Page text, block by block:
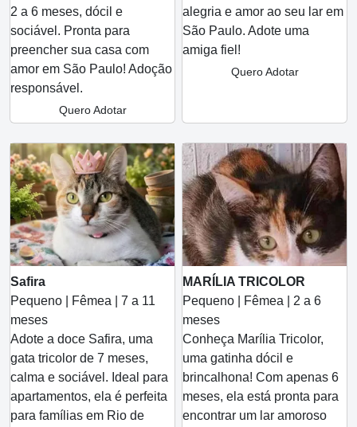
2 a 6 meses, dócil e
sociável. Pronta para
preencher sua casa com
amor em São Paulo! Adoção
responsável.
Quero Adotar
alegria e amor ao seu lar em
São Paulo. Adote uma
amiga fiel!
Quero Adotar
Safira
Pequeno | Fêmea | 7 a 11
meses
Adote a doce Safira, uma
gata tricolor de 7 meses,
calma e sociável. Ideal para
apartamentos, ela é perfeita
para famílias em Rio de
MARÍLIA TRICOLOR
Pequeno | Fêmea | 2 a 6
meses
Conheça Marília Tricolor,
uma gatinha dócil e
brincalhona! Com apenas 6
meses, ela está pronta para
encontrar um lar amoroso